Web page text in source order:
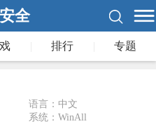
全
排行 专题
语言：中文
系统：WinAll